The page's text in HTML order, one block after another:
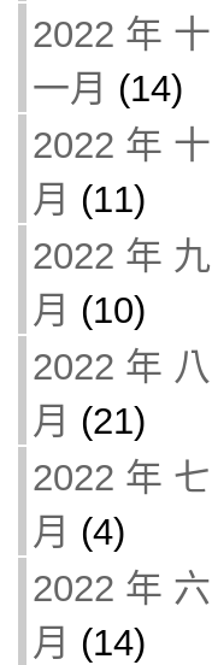
2022 年 十
一月 (14)
2022 年 十
月 (11)
2022 年 九
月 (10)
2022 年 八
月 (21)
2022 年 七
月 (4)
2022 年 六
月 (14)